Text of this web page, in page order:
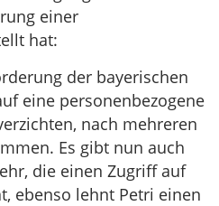
einer
hat:
der bayerischen
eine personenbezogene
nach mehreren
Es gibt nun auch
die einen Zugriff auf
ebenso lehnt Petri einen